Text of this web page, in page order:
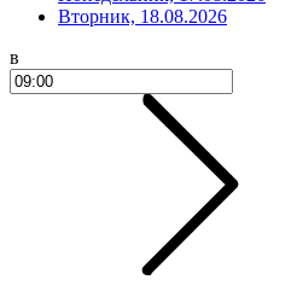
Вторник, 18.08.2026
в